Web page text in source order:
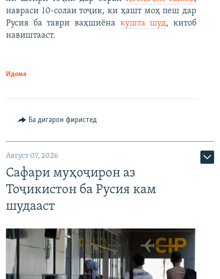
навраси 10-солаи тоҷик, ки ҳашт моҳ пеш дар
Русия ба таври ваҳшиёна кушта шуд, китоб
навиштааст.
Идома
Ба дигарон фиристед
Август 07, 2026
Сафари муҳоҷирон аз
Тоҷикистон ба Русия кам
шудааст